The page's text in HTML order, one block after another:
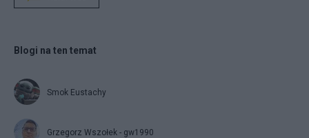
Blogi na ten temat
Smok Eustachy
Grzegorz Wszołek - gw1990